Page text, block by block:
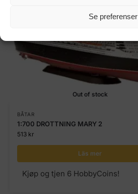
Se preferenser
Out of stock
BÅTAR
1:700 DROTTNING MARY 2
513 kr
Läs mer
Kjøp og tjen 6 HobbyCoins!